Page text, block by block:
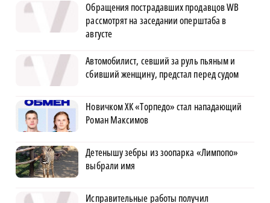
Обращения пострадавших продавцов WB
рассмотрят на заседании оперштаба в
августе
Автомобилист, севший за руль пьяным и
сбивший женщину, предстал перед судом
Новичком ХК «Торпедо» стал нападающий
Роман Максимов
Детенышу зебры из зоопарка «Лимпопо»
выбрали имя
Исправительные работы получил